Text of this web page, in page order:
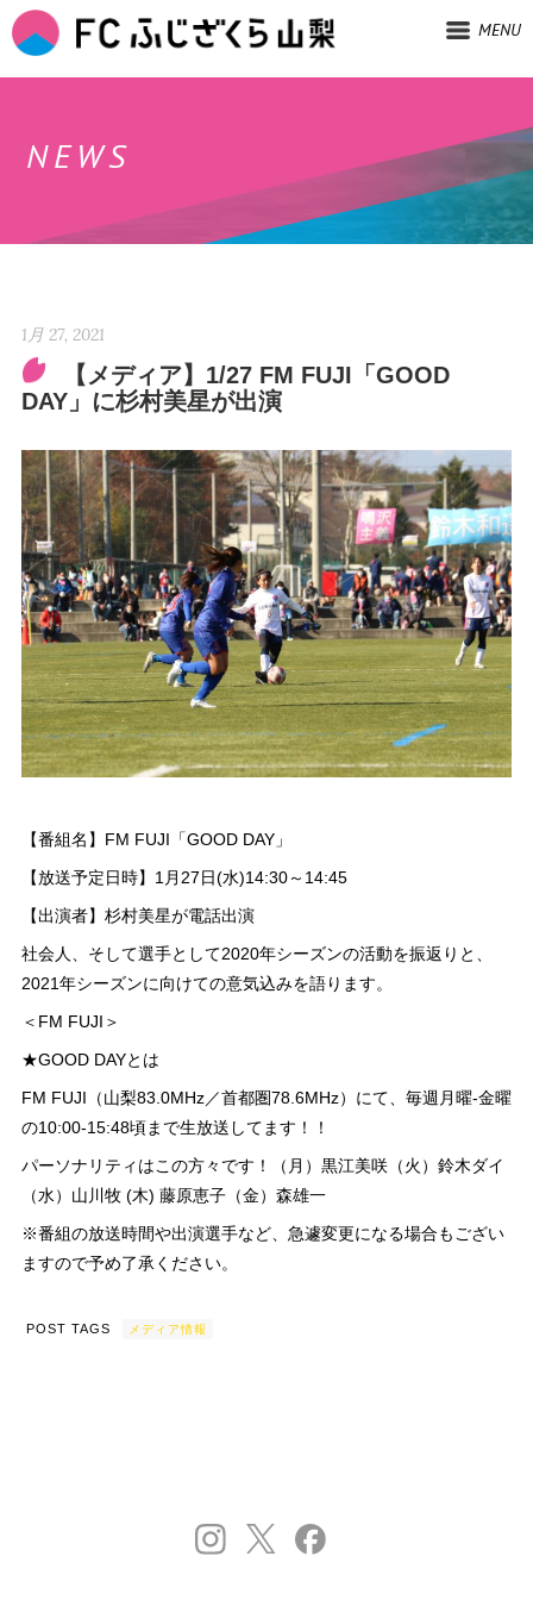
MENU
NEWS
1月 27, 2021
【メディア】1/27 FM FUJI「GOOD
DAY」に杉村美星が出演
【番組名】FM FUJI「GOOD DAY」
【放送予定日時】1月27日(水)14:30～14:45
【出演者】杉村美星が電話出演
社会人、そして選手として2020年シーズンの活動を振返りと、
2021年シーズンに向けての意気込みを語ります。
＜FM FUJI＞
★GOOD DAYとは
FM FUJI（山梨83.0MHz／首都圏78.6MHz）にて、毎週月曜-金曜
の10:00-15:48頃まで生放送してます！！
パーソナリティはこの方々です！（月）黒江美咲（火）鈴木ダイ
（水）山川牧 (木) 藤原恵子（金）森雄一
※番組の放送時間や出演選手など、急遽変更になる場合もござい
ますので予め了承ください。
POST TAGS メディア情報